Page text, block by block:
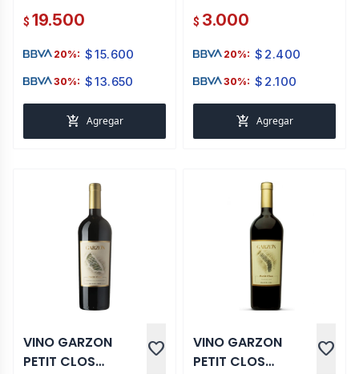
$ 19.500
20%: $15.600
30%: $13.650
add_shopping_cart Agregar
MAGNUM 1.5 LT
$ 3.000
20%: $ 2.400
30%: $ 2.100
add_shopping_cart Agregar
VINO GARZON
PETIT CLOS
favorite
VINO GARZON
PETIT CLOS
favorite